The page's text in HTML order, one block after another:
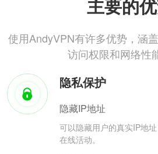
主要的
使用AndyVPN有许多优势，涵
访问权限和网络性
隐私保护
隐藏IP地址
可以隐藏用户的真实IP地
在线活动。